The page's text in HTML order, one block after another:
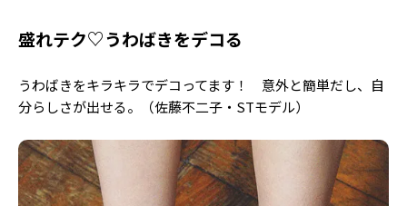
盛れテク♡うわばきをデコる
うわばきをキラキラでデコってます！ 意外と簡単だし、自
分らしさが出せる。（佐藤不二子・STモデル）